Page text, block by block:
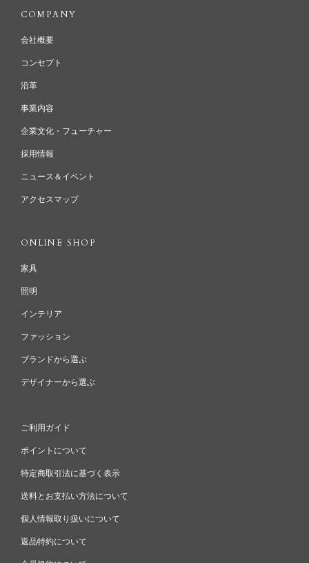
COMPANY
会社概要
コンセプト
沿革
事業内容
企業文化・フューチャー
採用情報
ニュース＆イベント
アクセスマップ
ONLINE SHOP
家具
照明
インテリア
ファッション
ブランドから選ぶ
デザイナーから選ぶ
ご利用ガイド
ポイントについて
特定商取引法に基づく表示
送料とお支払い方法について
個人情報取り扱いについて
返品特約について